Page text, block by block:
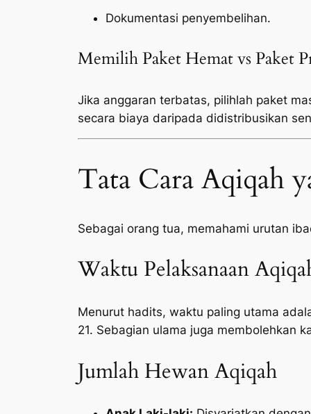
Dokumentasi penyembelihan.
Memilih Paket Hemat vs Paket
Jika anggaran terbatas, pilihlah paket
secara biaya daripada didistribusikan
Tata Cara Aqiqah
Sebagai orang tua, memahami urutan
Waktu Pelaksanaan
Menurut hadits, waktu paling utama
21. Sebagian ulama juga membolehkan
Jumlah Hewan Aqiqah